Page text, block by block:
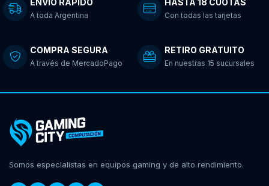
A toda Argentina Con todas las tarjetas
COMPRA SEGURA
A través de MercadoPago
RETIRO GRATUITO
En nuestras 15 sucursales
Somos especialistas en equipos gaming y de alto rendimiento.